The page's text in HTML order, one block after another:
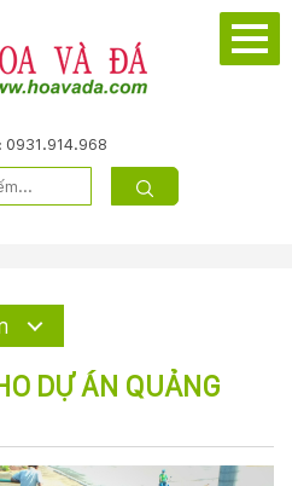
0931.914.968
DỰ ÁN QUẢNG